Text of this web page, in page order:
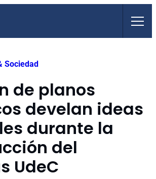
Sociedad
de planos
develan ideas
durante la
del
UdeC